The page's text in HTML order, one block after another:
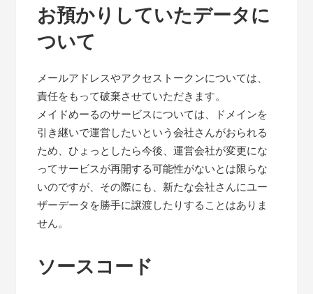
お預かりしていたデータに
ついて
メールアドレスやアクセストークンについては、
責任をもって破棄させていただきます。
メイドめーるのサービスについては、ドメインを
引き継いで運営したいという会社さんがおられる
ため、ひょっとしたら今後、運営会社が変更にな
ってサービスが再開する可能性がないとは限らな
いのですが、その際にも、新たな会社さんにユー
ザーデータを勝手に譲渡したりすることはありま
せん。
ソースコード